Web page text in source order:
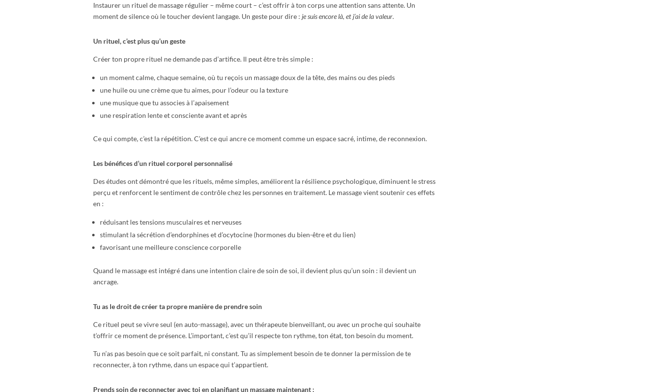
Instaurer un rituel de massage régulier – même court – c’est offrir à ton corps une attention sans attente. Un
moment de silence où le toucher devient langage. Un geste pour dire : je suis encore là, et j’ai de la valeur.
Un rituel, c’est plus qu’un geste
Créer ton propre rituel ne demande pas d’artifice. Il peut être très simple :
un moment calme, chaque semaine, où tu reçois un massage doux de la tête, des mains ou des pieds
une huile ou une crème que tu aimes, pour l’odeur ou la texture
une musique que tu associes à l’apaisement
une respiration lente et consciente avant et après
Ce qui compte, c’est la répétition. C’est ce qui ancre ce moment comme un espace sacré, intime, de reconnexion.
Les bénéfices d’un rituel corporel personnalisé
Des études ont démontré que les rituels, même simples, améliorent la résilience psychologique, diminuent le stress
perçu et renforcent le sentiment de contrôle chez les personnes en traitement. Le massage vient soutenir ces effets
en :
réduisant les tensions musculaires et nerveuses
stimulant la sécrétion d’endorphines et d’ocytocine (hormones du bien-être et du lien)
favorisant une meilleure conscience corporelle
Quand le massage est intégré dans une intention claire de soin de soi, il devient plus qu’un soin : il devient un
ancrage.
Tu as le droit de créer ta propre manière de prendre soin
Ce rituel peut se vivre seul (en auto-massage), avec un thérapeute bienveillant, ou avec un proche qui souhaite
t’offrir ce moment de présence. L’important, c’est qu’il respecte ton rythme, ton état, ton besoin du moment.
Tu n’as pas besoin que ce soit parfait, ni constant. Tu as simplement besoin de te donner la permission de te
reconnecter, à ton rythme, dans un espace qui t’appartient.
Prends soin de reconnecter avec toi en planifiant un massage maintenant :